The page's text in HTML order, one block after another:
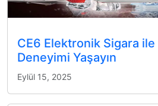
CE6 Elektronik Sigara
Deneyimi Yaşayın
Eylül 15, 2025